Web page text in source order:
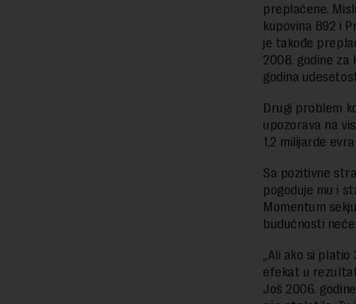
preplaćene.
kupovina B92 i
je takođe
2008. godine za
godina
Drugi problem
upozorava na
1,2 milijarde
Sa pozitivne
pogoduje mu i
Momentum
budućnosti
„Ali ako si
efekat u
Još 2006.